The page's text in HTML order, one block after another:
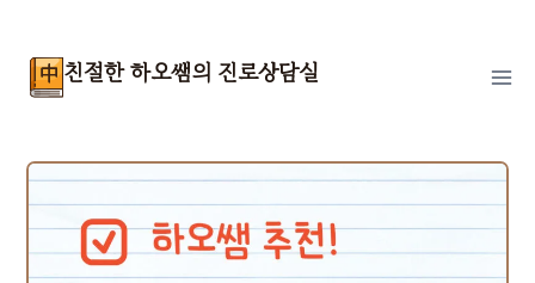
content
친절한 하오쌤의 진로상담실